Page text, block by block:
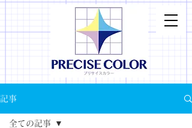
記事
全ての記事